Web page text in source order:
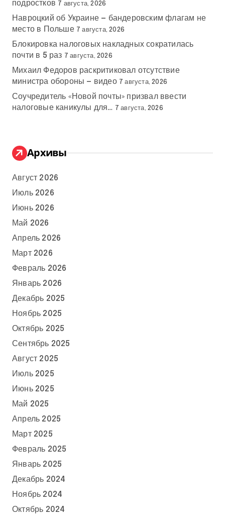
подростков 7 августа, 2026
Навроцкий об Украине — бандеровским флагам не
место в Польше 7 августа, 2026
Блокировка налоговых накладных сократилась
почти в 5 раз 7 августа, 2026
Михаил Федоров раскритиковал отсутствие
министра обороны — видео 7 августа, 2026
Соучредитель «Новой почты» призвал ввести
налоговые каникулы для… 7 августа, 2026
Архивы
Август 2026
Июль 2026
Июнь 2026
Май 2026
Апрель 2026
Март 2026
Февраль 2026
Январь 2026
Декабрь 2025
Ноябрь 2025
Октябрь 2025
Сентябрь 2025
Август 2025
Июль 2025
Июнь 2025
Май 2025
Апрель 2025
Март 2025
Февраль 2025
Январь 2025
Декабрь 2024
Ноябрь 2024
Октябрь 2024